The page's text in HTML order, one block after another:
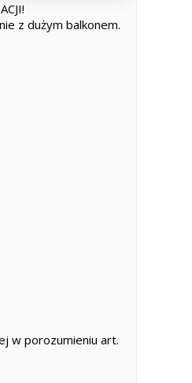
z dużym balkonem.
w porozumieniu art.